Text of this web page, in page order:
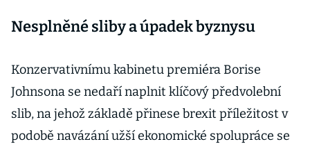
Nesplněné sliby a úpadek byznysu
Konzervativnímu kabinetu premiéra Borise
Johnsona se nedaří naplnit klíčový předvolební
slib, na jehož základě přinese brexit příležitost v
podobě navázání užší ekonomické spolupráce se